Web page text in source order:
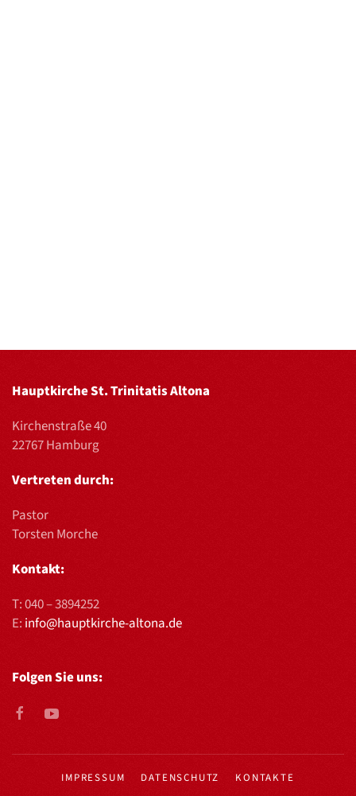
Hauptkirche St. Trinitatis Altona
Kirchenstraße 40
22767 Hamburg
Vertreten durch:
Pastor
Torsten Morche
Kontakt:
T:040 – 3894252
E: info@hauptkirche-altona.de
Folgen Sie uns:
IMPRESSUM DATENSCHUTZ KONTAKTE